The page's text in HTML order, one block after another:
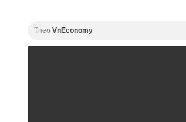
Theo VnEconomy